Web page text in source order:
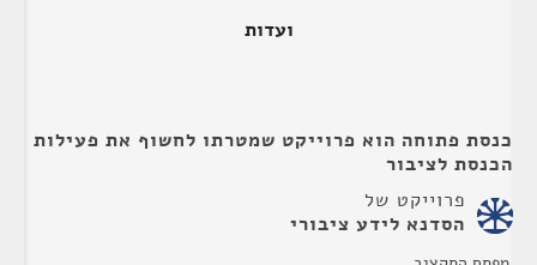
ועדות
כנסת פתוחה הוא פרוייקט שמטרתו לחשוף את פעילות
הכנסת לציבור
פרוייקט של
הסדנא לידע ציבורי